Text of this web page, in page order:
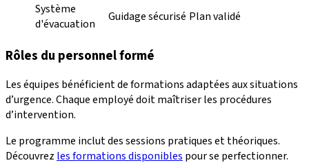
Système
d'évacuation
Guidage sécurisé Plan validé
Rôles du personnel formé
Les équipes bénéficient de formations adaptées aux situations
d’urgence. Chaque employé doit maîtriser les procédures
d’intervention.
Le programme inclut des sessions pratiques et théoriques.
Découvrezles formations disponiblespour se perfectionner.